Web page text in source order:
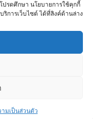
ปรดศึกษา นโยบายการใช้คุกกี้
การเว็บไซต์ ได้ที่ลิงค์ด้านล่าง
มเป็นส่วนตัว
กรุงเทพฯ
All Rights